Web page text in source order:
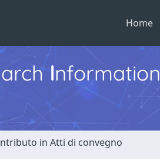
Home
Information
in Atti di convegno